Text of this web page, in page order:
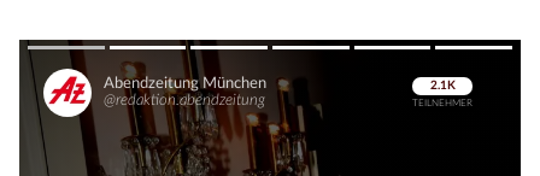
Überspringen